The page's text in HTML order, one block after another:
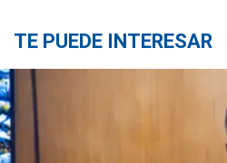
TE PUEDE INTERESAR